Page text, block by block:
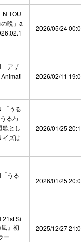
TOU
晩」a
2026/05/24
アザ
2026/02/11
「うる
るわ
歌とし
イズは
2026/01/25
うる
2026/01/25
21st Si
』初
ー
2025/12/27